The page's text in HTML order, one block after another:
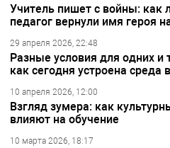
Учитель пишет с войны: как
педагог вернули имя героя
29 апреля 2026, 22:48
Разные условия для одних и
как сегодня устроена среда
10 апреля 2026, 12:00
Взгляд зумера: как
влияют на обучение
10 марта 2026, 18:17